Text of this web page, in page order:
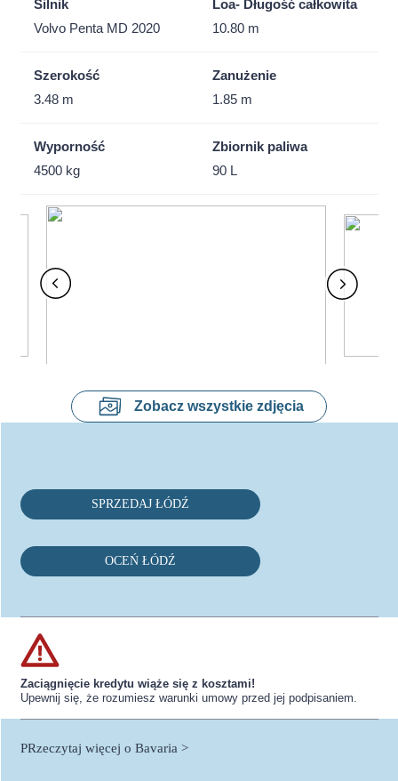
Silnik
Volvo Penta MD 2020
Loa- Długość całkowita
10.80 m
Szerokość
3.48 m
Zanużenie
1.85 m
Wyporność
4500 kg
Zbiornik paliwa
90 L
Zobacz wszystkie zdjęcia
SPRZEDAJ ŁÓDŹ
OCEŃ ŁÓDŹ
Zaciągnięcie kredytu wiąże się z kosztami!
Upewnij się, że rozumiesz warunki umowy przed jej podpisaniem.
PRzeczytaj więcej o Bavaria >